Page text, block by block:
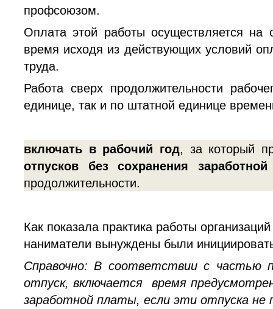
профсоюзом.
Оплата этой работы осуществляется на
время исходя из действующих условий
труда.
Работа сверх продолжительности
единице, так и по штатной единице
включать в рабочий год, за который
отпусков без сохранения
продолжительности.
Как показала практика работы
наниматели вынуждены были
Справочно: В соответствии с частью
отпуск, включается время
заработной платы, если эти отпуска не